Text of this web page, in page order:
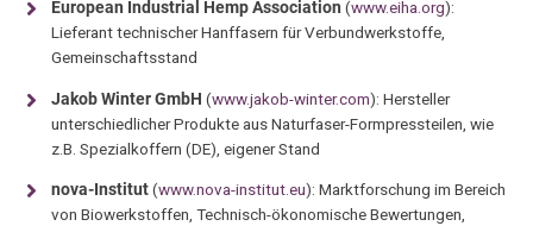
European Industrial Hemp Association (www.eiha.org):
Lieferant technischer Hanffasern für Verbundwerkstoffe,
Gemeinschaftsstand
Jakob Winter GmbH (www.jakob-winter.com): Hersteller
unterschiedlicher Produkte aus Naturfaser-Formpressteilen, wie
z.B. Spezialkoffern (DE), eigener Stand
nova-Institut(www.nova-institut.eu): Marktforschung im Bereich
von Biowerkstoffen, Technisch-ökonomische Bewertungen,